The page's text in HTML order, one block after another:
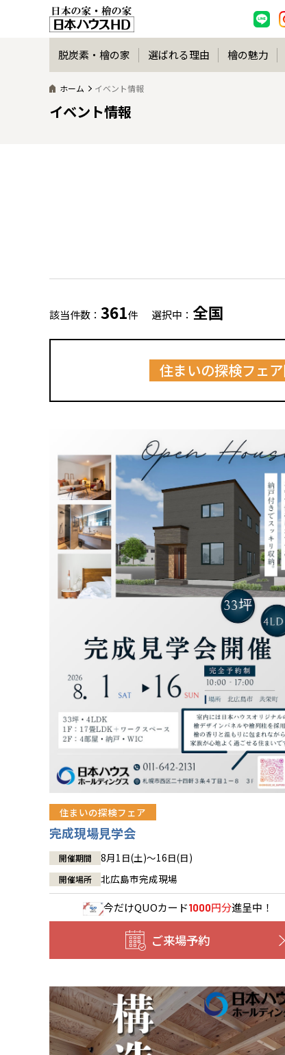
脱炭素・檜の家 選ばれる理由 檜の魅力
ホーム イベント情報
イベント情報
該当件数： 361件 選択中： 全国
住まいの探検フェア
住まいの探検フェア
完成現場見学会
開催期間 8月1日(土)～16日(日)
開催場所 北広島市完成現場
今だけQUOカード1000円分進呈中！
ご来場予約